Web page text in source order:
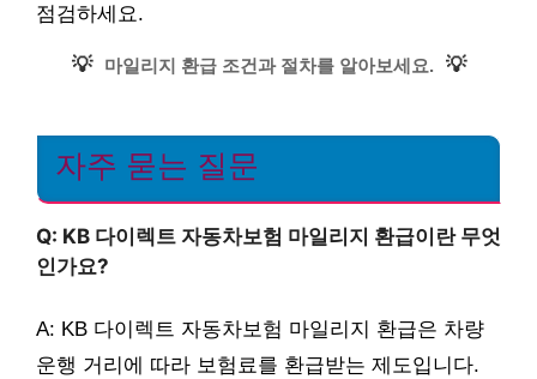
점검하세요.
💡 마일리지 환급 조건과 절차를 알아보세요. 💡
자주 묻는 질문
Q: KB 다이렉트 자동차보험 마일리지 환급이란 무엇
인가요?
A: KB 다이렉트 자동차보험 마일리지 환급은 차량
운행 거리에 따라 보험료를 환급받는 제도입니다.